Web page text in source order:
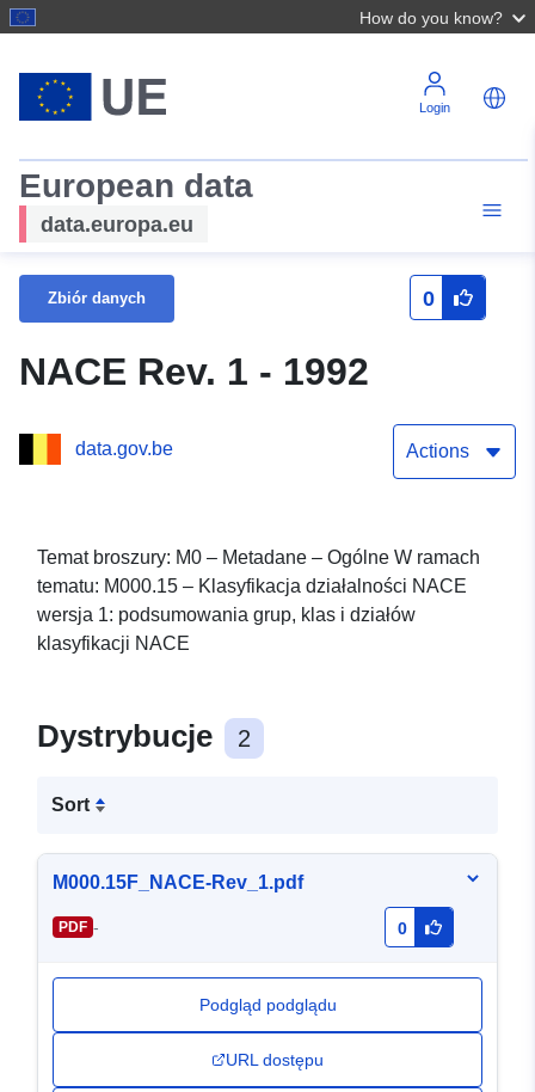
How do you know?
Login
European data
data.europa.eu
Zbiór danych 0
NACE Rev. 1 - 1992
data.gov.be Actions
Temat broszury: M0 – Metadane – Ogólne W ramach
tematu: M000.15 – Klasyfikacja działalności NACE
wersja 1: podsumowania grup, klas i działów
klasyfikacji NACE
Dystrybucje 2
Sort
M000.15F_NACE-Rev_1.pdf
PDF - 0
Podgląd podglądu
URL dostępu